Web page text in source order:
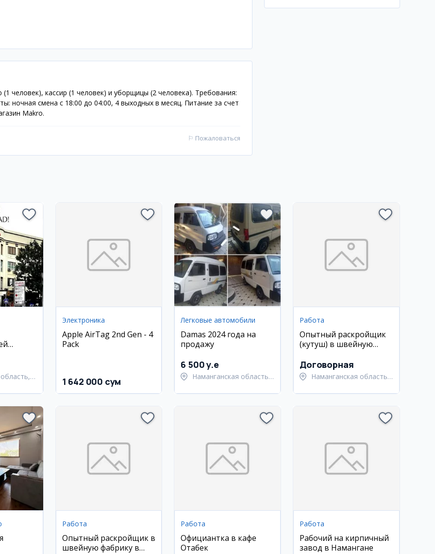
человек), кассир (1 человек) и уборщицы (2 человека). Требования:
ночная смена с 18:00 до 04:00, 4 выходных в месяц. Питание за счет
Makro.
⚐ Пожаловаться
Электроника
Apple AirTag 2nd Gen - 4
Pack
1 642 000 сум
Легковые автомобили
Damas 2024 года на
продажу
6 500 y.e
Наманганская область,
Работа
Опытный раскройщик
(кутуш) в швейную
Намангане
Договорная
Наманганская область,
Работа
Опытный раскройщик в
швейную фабрику в
Работа
Официантка в кафе
Отабек
Работа
Рабочий на кирпичный
завод в Намангане